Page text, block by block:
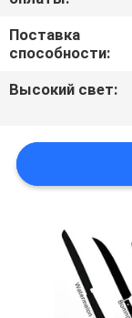
СЛУЧАИ
КАРТА
PRIVACY
POLICY
Поставка
способности:
Высокий свет: